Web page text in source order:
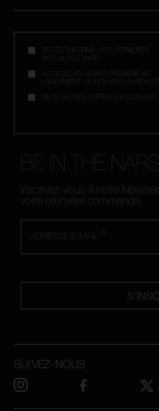
RESTEZ INFORMÉ DES DERNIÈRES
ACTUALITÉS NARS
ACCÉDEZ EN AVANT-PREMIÈRE AU
LANCEMENT DE NOUVEAUX
RECEVEZ DES OFFRES EXCLUSIVES
BE IN THE NARS
Inscrivez-vous à notre
votre première commande.
*
ADRESSE E-MAIL*
SUIVEZ-NOUS